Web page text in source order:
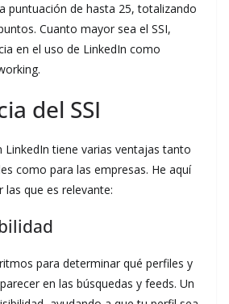
puntuación de hasta 25, totalizando
Cuanto mayor sea el SSI,
en el uso de LinkedIn como
del SSI
LinkedIn tiene varias ventajas tanto
como para las empresas. He aquí
las que es relevante:
para determinar qué perfiles y
en las búsquedas y feeds. Un